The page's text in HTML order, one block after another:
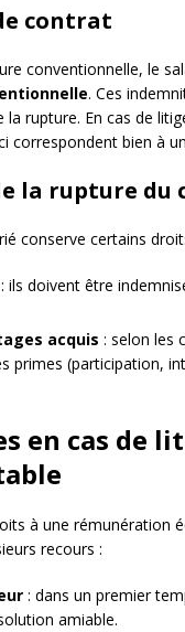
contrat
conventionnelle, le
. Ces
la rupture. En cas de
correspondent bien à
la rupture du
conserve certains
: ils doivent être
acquis : selon les
primes (participation,
en cas de
à une rémunération
recours :
: dans un premier
amiable.